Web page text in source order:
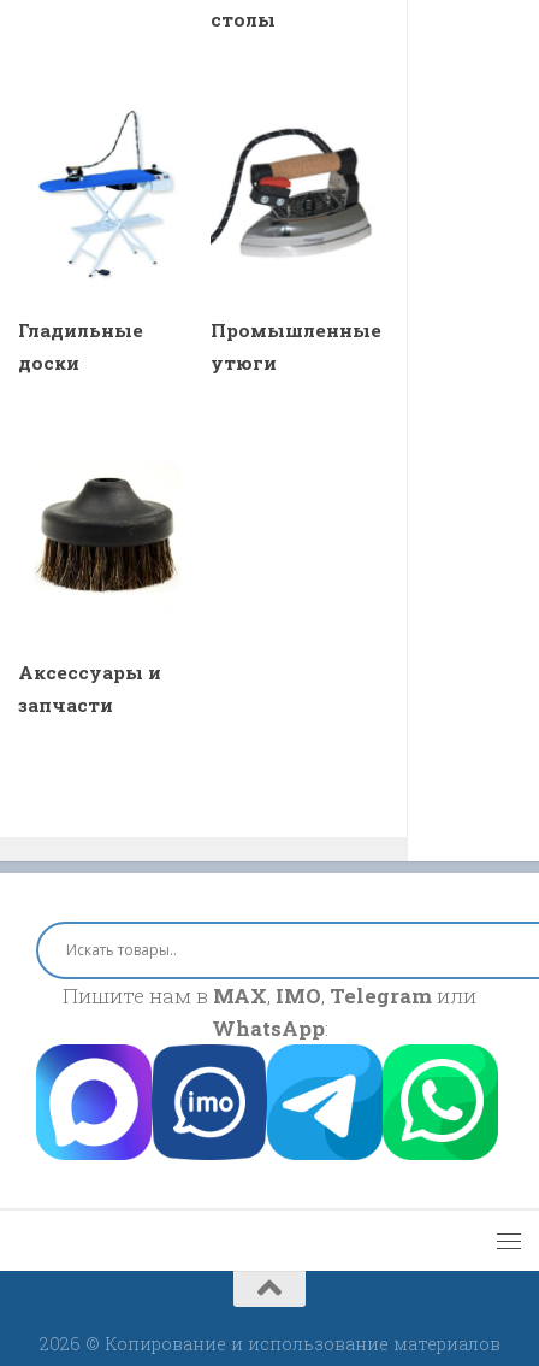
столы
Гладильные
доски
Промышленные
утюги
Аксессуары и
запчасти
Пишите нам в MAX, IMO, Telegramили
WhatsApp:
2026 © Копирование и использование материалов